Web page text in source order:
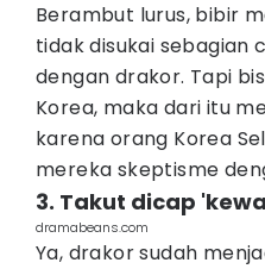
Berambut lurus, bibir
tidak disukai sebagian
dengan drakor. Tapi
Korea, maka dari itu
karena orang Korea
mereka skeptisme
3. Takut dicap
dramabeans.com
Ya, drakor sudah